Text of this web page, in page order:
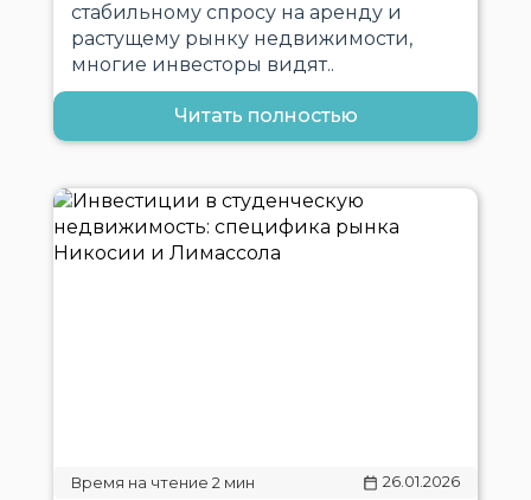
стабильному спросу на аренду и
растущему рынку недвижимости,
многие инвесторы видят..
Читать полностью
26.01.2026